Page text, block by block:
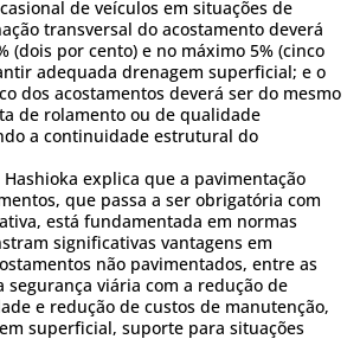
de veículos em situações de
transversal do acostamento deverá
(dois por cento) e no máximo 5% (cinco
adequada drenagem superficial; e o
dos acostamentos deverá ser do mesmo
de rolamento ou de qualidade
a continuidade estrutural do
explica que a pavimentação
que passa a ser obrigatória com
está fundamentada em normas
significativas vantagens em
não pavimentados, entre as
segurança viária com a redução de
e redução de custos de manutenção,
superficial, suporte para situações